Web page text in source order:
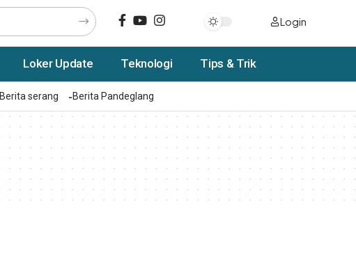
Login
Loker Update Teknologi Tips & Trik
Berita serang Berita Pandeglang